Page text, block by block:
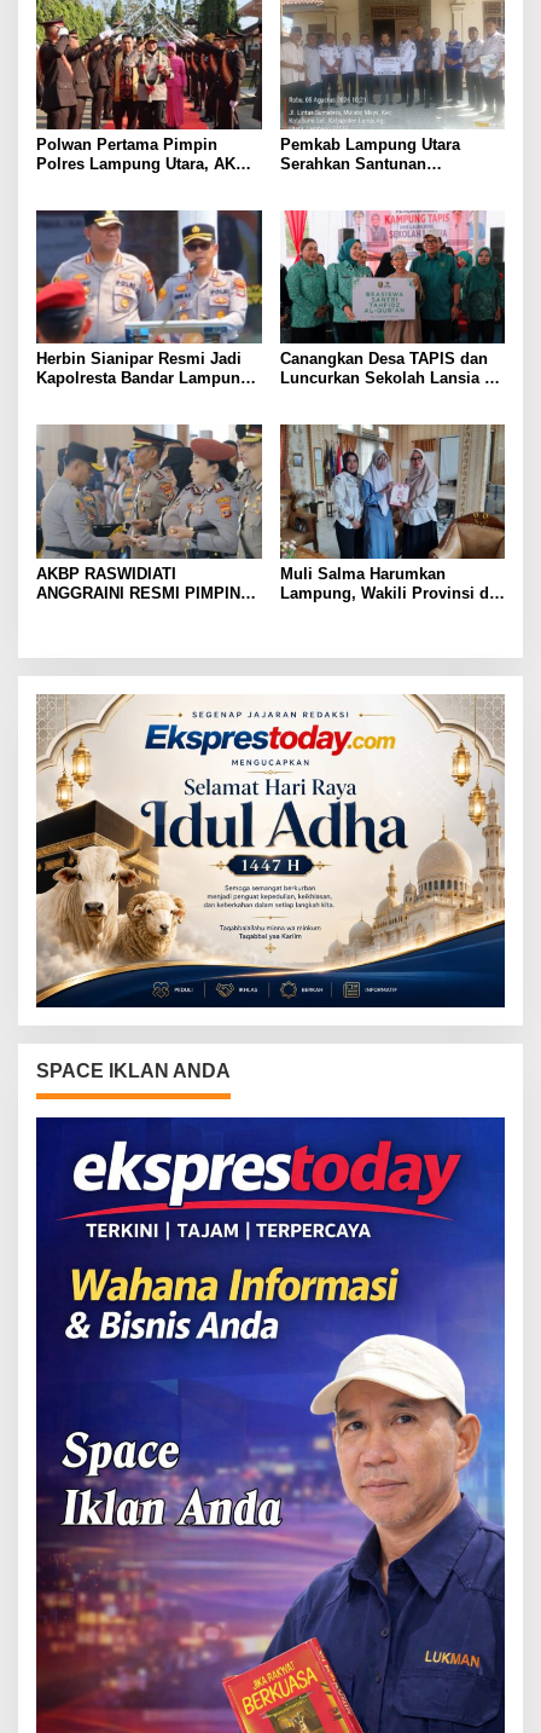
Polwan Pertama Pimpin
Polres Lampung Utara, AKBP
Pemkab Lampung Utara
Serahkan Santunan
Herbin Sianipar Resmi Jadi
Kapolresta Bandar Lampung,
Canangkan Desa TAPIS dan
Luncurkan Sekolah Lansia di
Pembangunan SDM Dimulai
dari Desa
AKBP RASWIDIATI
ANGGRAINI RESMI PIMPIN
Muli Salma Harumkan
Lampung, Wakili Provinsi di
SPACE IKLAN ANDA